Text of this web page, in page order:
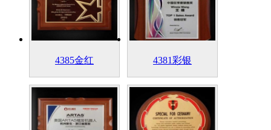
4385金红 4381彩银